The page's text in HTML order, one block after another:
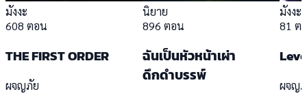
มังงะ
608 ตอน
THE FIRST ORDER
ผจญภัย
นิยาย
896 ตอน
ฉันเป็นหัวหน้าเผ่า
ดึกดำบรรพ์
มังงะ
81 ต
ผจญ